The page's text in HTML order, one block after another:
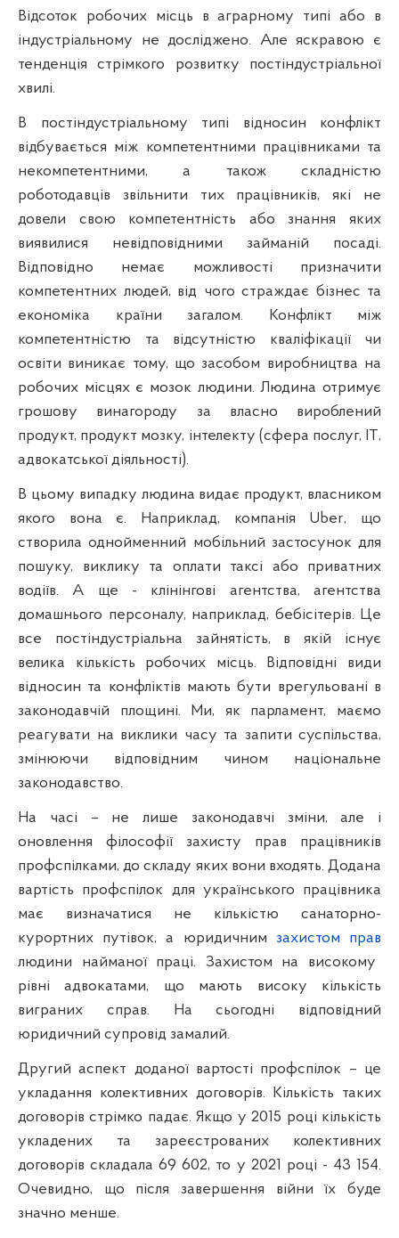
Відсоток робочих місць в аграрному типі або в
індустріальному не досліджено. Але яскравою є
тенденція стрімкого розвитку постіндустріальної
хвилі.
В постіндустріальному типі відносин конфлікт
відбувається між компетентними працівниками та
некомпетентними, а також складністю
роботодавців звільнити тих працівників, які не
довели свою компетентність або знання яких
виявилися невідповідними займаній посаді.
Відповідно немає можливості призначити
компетентних людей, від чого страждає бізнес та
економіка країни загалом. Конфлікт між
компетентністю та відсутністю кваліфікації чи
освіти виникає тому, що засобом виробництва на
робочих місцях є мозок людини. Людина отримує
грошову винагороду за власно вироблений
продукт, продукт мозку, інтелекту (сфера послуг, IT,
адвокатської діяльності).
В цьому випадку людина видає продукт, власником
якого вона є. Наприклад, компанія Uber, що
створила однойменний мобільний застосунок для
пошуку, виклику та оплати таксі або приватних
водіїв. А ще - клінінгові агентства, агентства
домашнього персоналу, наприклад, бебісітерів. Це
все постіндустріальна зайнятість, в якій існує
велика кількість робочих місць. Відповідні види
відносин та конфліктів мають бути врегульовані в
законодавчій площині. Ми, як парламент, маємо
реагувати на виклики часу та запити суспільства,
змінюючи відповідним чином національне
законодавство.
На часі – не лише законодавчі зміни, але і
оновлення філософії захисту прав працівників
профспілками, до складу яких вони входять. Додана
вартість профспілок для українського працівника
має визначатися не кількістю санаторно-
курортних путівок, а юридичним захистом прав
людини найманої праці. Захистом на високому
рівні адвокатами, що мають високу кількість
виграних справ. На сьогодні відповідний
юридичний супровід замалий.
Другий аспект доданої вартості профспілок – це
укладання колективних договорів. Кількість таких
договорів стрімко падає. Якщо у 2015 році кількість
укладених та зареєстрованих колективних
договорів складала 69 602, то у 2021 році - 43 154.
Очевидно, що після завершення війни їх буде
значно менше.